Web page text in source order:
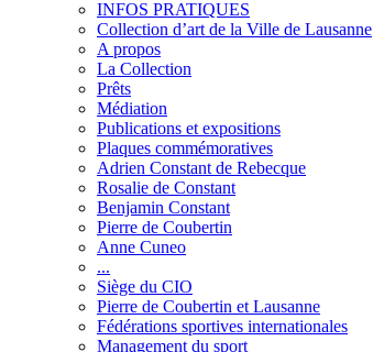
INFOS PRATIQUES
Collection d’art de la Ville de Lausanne
A propos
La Collection
Prêts
Médiation
Publications et expositions
Plaques commémoratives
Adrien Constant de Rebecque
Rosalie de Constant
Benjamin Constant
Pierre de Coubertin
Anne Cuneo
...
Siège du CIO
Pierre de Coubertin et Lausanne
Fédérations sportives internationales
Management du sport